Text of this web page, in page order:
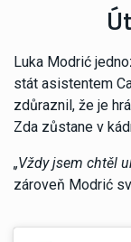
Luka Modrić
stát asistentem
zdůraznil, že je
Zda zůstane v
„Vždy jsem chtěl
zároveň Modrić